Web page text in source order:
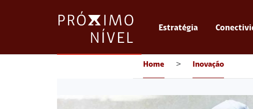
Estratégia
Home > Inovação